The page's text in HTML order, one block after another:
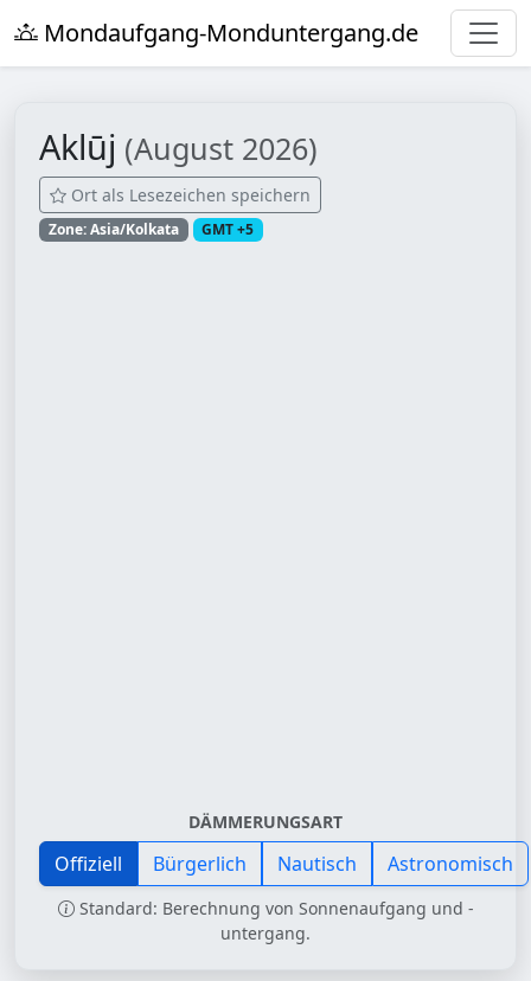
Mondaufgang-Monduntergang.de
Aklūj (August 2026)
Ort als Lesezeichen speichern
Zone: Asia/Kolkata GMT +5
DÄMMERUNGSART
Offiziell Bürgerlich Nautisch Astronomisch
Standard: Berechnung von Sonnenaufgang und -
untergang.